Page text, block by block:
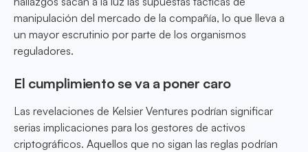
manipulación del mercado de la compañía, lo que lleva a
un mayor escrutinio por parte de los organismos
reguladores.
El cumplimiento se va a poner caro
Las revelaciones de Kelsier Ventures podrían significar
serias implicaciones para los gestores de activos
criptográficos. Aquellos que no sigan las reglas podrían